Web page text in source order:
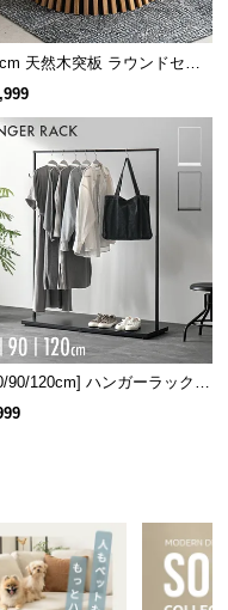
天然木突板 ラウンドセン
ーブル 美しい格子デザイン
90/120cm] ハンガーラック
ル 4段階高さ調節 サイドフ